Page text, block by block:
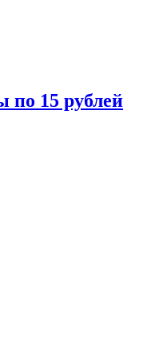
по 15 рублей